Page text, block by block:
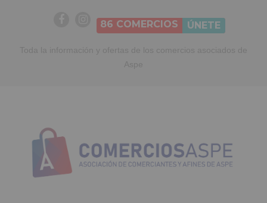
86 COMERCIOS ÚNETE